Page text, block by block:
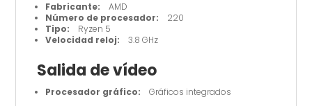
Fabricante: AMD
Número de procesador: 220
Tipo: Ryzen 5
Velocidad reloj: 3.8 GHz
Salida de vídeo
Procesador gráfico: Gráficos integrados